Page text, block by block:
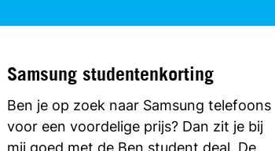
Samsung studentenkorting
Ben je op zoek naar Samsung telefoons
voor een voordelige prijs? Dan zit je bij
mij goed met de Ben student deal. De